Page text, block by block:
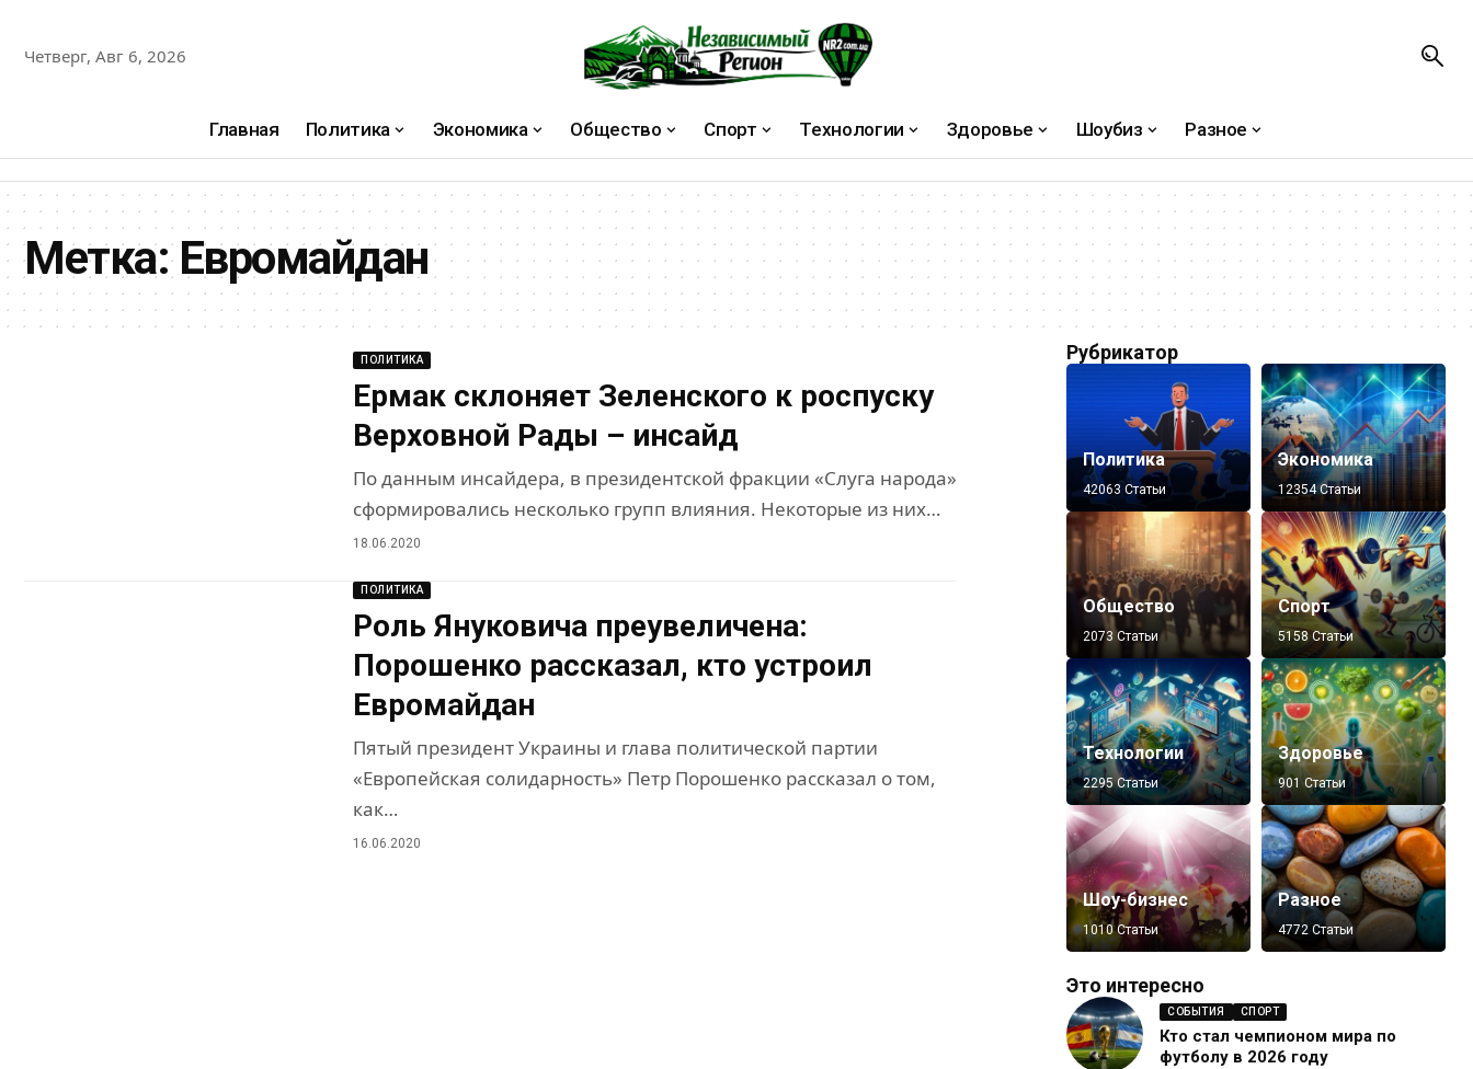
Четверг, Авг 6, 2026
Главная Политика Экономика Общество Спорт Технологии Здоровье Шоубиз Разное
Метка:Евромайдан
ПОЛИТИКА
Ермак склоняет Зеленского к роспуску
Верховной Рады – инсайд
По данным инсайдера, в президентской фракции «Слуга народа»
сформировались несколько групп влияния. Некоторые из них…
18.06.2020
ПОЛИТИКА
Роль Януковича преувеличена:
Порошенко рассказал, кто устроил
Евромайдан
Пятый президент Украины и глава политической партии
«Европейская солидарность» Петр Порошенко рассказал о том,
как…
16.06.2020
Рубрикатор
Политика
42063 Статьи
Экономика
12354 Статьи
Общество
2073 Статьи
Спорт
5158 Статьи
Технологии
2295 Статьи
Здоровье
901 Статьи
Шоу-бизнес
1010 Статьи
Разное
4772 Статьи
Это интересно
СОБЫТИЯ СПОРТ
Кто стал чемпионом мира по
футболу в 2026 году